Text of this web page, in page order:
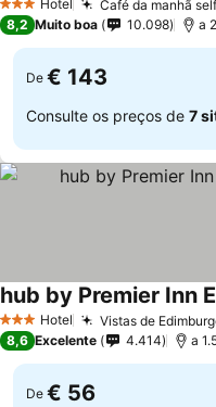
3 EstrelasHotel Café da manhã
8,2 Muito boa 10.098 a
De € 143
Consulte os preços de 7
3 EstrelasHotel Vistas de
8,6 Excelente 4.414 a
De € 56